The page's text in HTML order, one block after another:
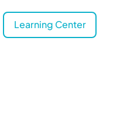
Learning Center